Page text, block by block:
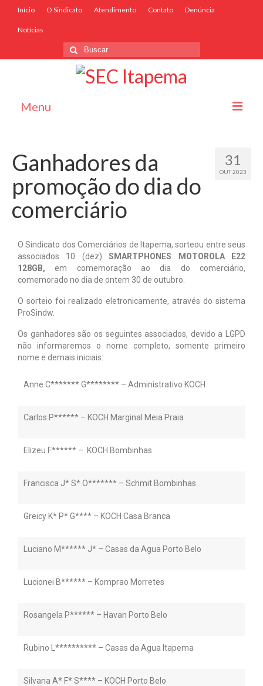
Início O Sindicato Atendimento Contato Denúncia
Notícias
Menu
O Sindicato
Associe-se
Convênios
Atendimento
Notícias
Tabelas
Denúncia
Contato
31
OUT 2023
Ganhadores da
promoção do dia do
comerciário
O Sindicato dos Comerciários de Itapema, sorteou entre seus
associados 10 (dez)SMARTPHONES MOTOROLA E22
128GB,em comemoração ao dia do comerciário,
comemorado no dia de ontem 30 de outubro.
O sorteio foi realizado eletronicamente, através do sistema
ProSindw.
Os ganhadores são os seguintes associados, devido a LGPD
não informaremos o nome completo, somente primeiro
nome e demais iniciais:
Anne C******* G******** – Administrativo KOCH
Carlos P****** – KOCH Marginal Meia Praia
Elizeu F****** – KOCH Bombinhas
Francisca J* S* O******* – Schmit Bombinhas
Greicy K* P* G**** – KOCH Casa Branca
Luciano M****** J* – Casas da Agua Porto Belo
Lucionei B****** – Komprao Morretes
Rosangela P****** – Havan Porto Belo
Rubino L********** – Casas da Agua Itapema
Silvana A* F* S**** – KOCH Porto Belo